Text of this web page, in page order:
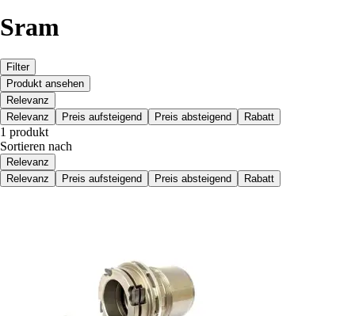
Sram
Filter
Produkt ansehen
Relevanz
Relevanz
Preis aufsteigend Preis absteigend Rabatt
1 produkt
Sortieren nach
Relevanz
Relevanz
Preis aufsteigend Preis absteigend Rabatt